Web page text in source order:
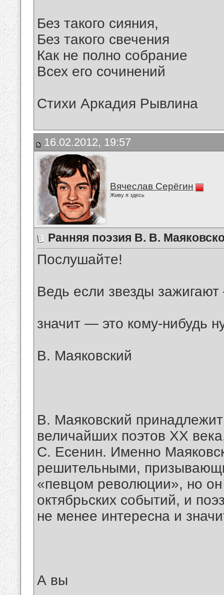
Без такого сияния,
Без такого свечения
Как не полно собрание
Всех его сочинений
Стихи Аркадия Рывлина
16.02.2012, 19:57
Вячеслав Серёгин
Живу я здесь
Ранняя поэзия В. В.
Послушайте!
Ведь если звезды
значит — это кому-нибудь
В. Маяковский
В. Маяковский
величайших поэтов ХХ
С. Есенин. Именно
решительными,
«певцом революции», но
октябрьских событий, и
не менее интересна и
А вы